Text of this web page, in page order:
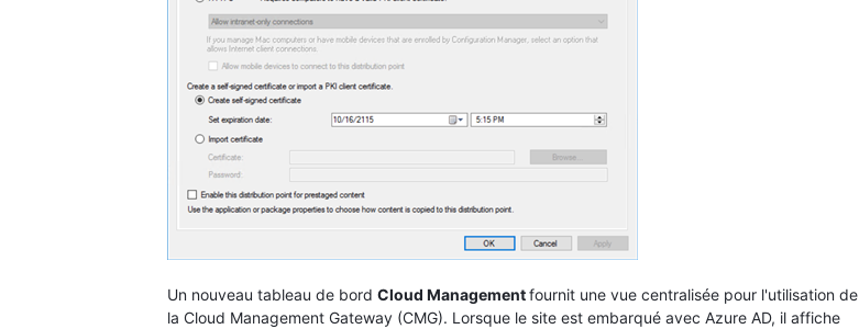
Un nouveau tableau de bord Cloud Managementfournit une vue centralisée pour l'utilisation de
la Cloud Management Gateway (CMG). Lorsque le site est embarqué avec Azure AD, il affiche